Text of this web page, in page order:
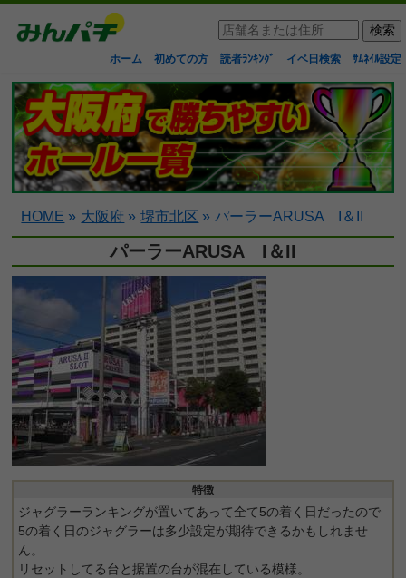
ホーム 初めての方 読者ﾗﾝｷﾝｸﾞ イベ日検索 ｻﾑﾈｲﾙ設定
HOME » 大阪府 » 堺市北区 » パーラーARUSA I＆II
パーラーARUSA I＆II
特徴
ジャグラーランキングが置いてあって全て5の着く日だったので
5の着く日のジャグラーは多少設定が期待できるかもしれませ
ん。
リセットしてる台と据置の台が混在している模様。